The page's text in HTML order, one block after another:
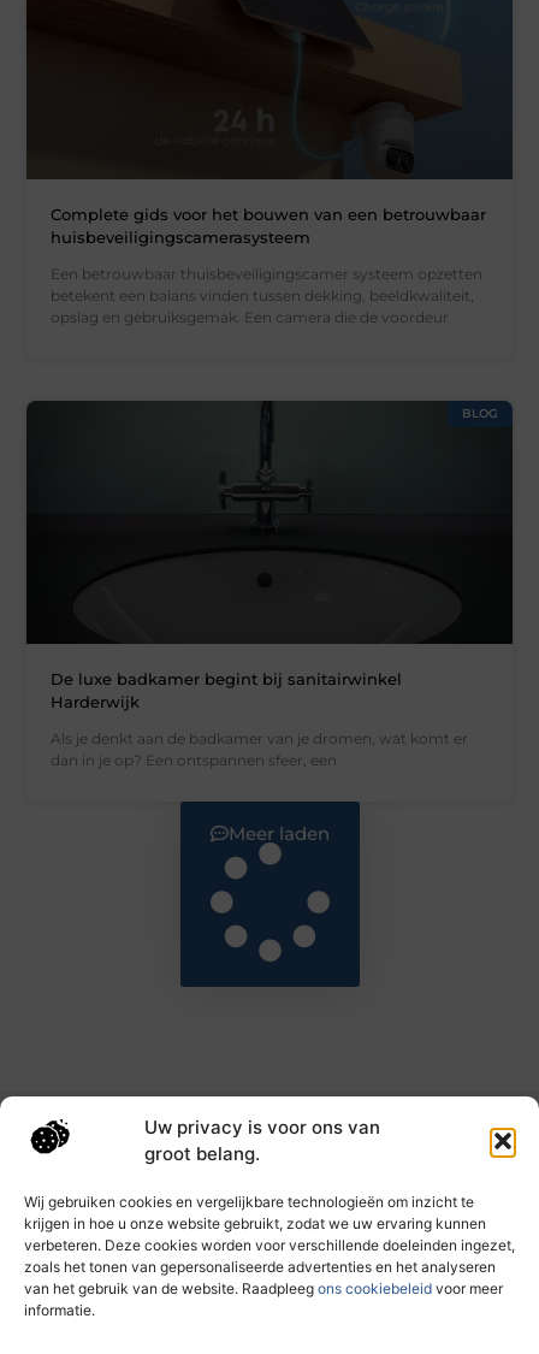
Uw privacy is voor ons van
groot belang.
Wij gebruiken cookies en vergelijkbare technologieën om inzicht te
krijgen in hoe u onze website gebruikt, zodat we uw ervaring kunnen
verbeteren. Deze cookies worden voor verschillende doeleinden ingezet,
zoals het tonen van gepersonaliseerde advertenties en het analyseren
van het gebruik van de website. Raadpleeg ons cookiebeleid voor meer
informatie.
Complete gids voor het bouwen van een betrouwbaar
huisbeveiligingscamerasysteem
Een betrouwbaar thuisbeveiligingscamer systeem opzetten
betekent een balans vinden tussen dekking, beeldkwaliteit,
opslag en gebruiksgemak. Een camera die de voordeur
BLOG
De luxe badkamer begint bij sanitairwinkel
Harderwijk
Als je denkt aan de badkamer van je dromen, wat komt er
dan in je op? Een ontspannen sfeer, een
Meer laden
Main Links
Dagelijks nieuwe inzichten op taec.nl
Artikelen vol kennis, inspiratie en praktische tips die